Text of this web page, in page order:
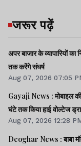
जरूर पढ़ें
अपर बाजार के व्यापारियों
तक करेंगे संघर्ष
Aug 07, 2026 07:05
Gayaji News : मोबाइल
घंटे तक किया हाई वोल्टेज
Aug 07, 2026 12:28
Deoghar News : बाबा